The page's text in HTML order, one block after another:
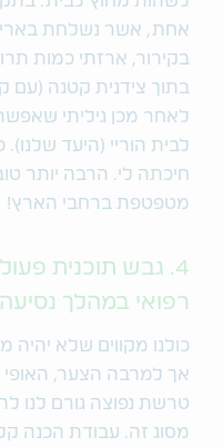
אחת, אשר נשלחת
בקירור, ארזתי כמות
בתוך צידנית קטנה (עם
לאחר מכן גיליתי
לבית הוריי (היעד
חיכתה לי. הרבה יותר
מטפטפת ברחבי הארץ!
4. גבש תוכנית
רפואי במהלך
כולנו מקווים שלא יהיה
אך למרבה הצער, האופי
טרשת נפוצה גורם לנו
מסוג זה. עבודת הכנה